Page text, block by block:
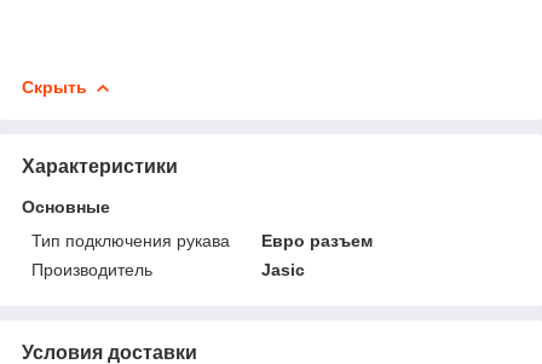
Скрыть
Характеристики
Основные
Тип подключения рукава
Евро разъем
Производитель
Jasic
Условия доставки